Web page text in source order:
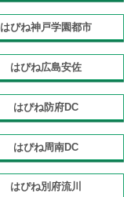
はぴね神戸学園都市
はぴね広島安佐
はぴね防府DC
はぴね周南DC
はぴね別府流川